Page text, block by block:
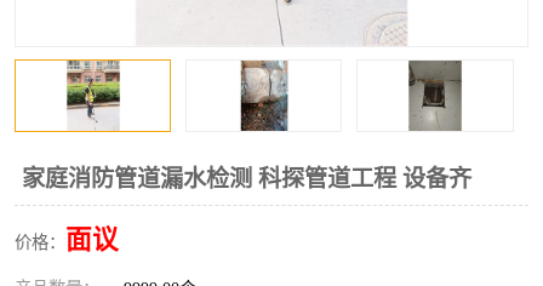
家庭消防管道漏水检测 科探管道工程 设备齐
价格： 面议